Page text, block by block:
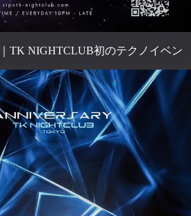
TK NIGHTCLUB初のテクノイベン